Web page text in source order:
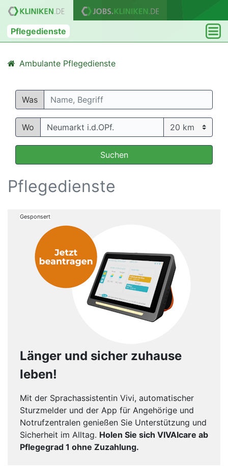
Pflegedienste
Ambulante Pflegedienste
Was
Wo
Suchen
Pflegedienste
Gesponsert
Länger und sicher zuhause
leben!
Mit der Sprachassistentin Vivi, automatischer
Sturzmelder und der App für Angehörige und
Notrufzentralen genießen Sie Unterstützung und
Sicherheit im Alltag. Holen Sie sich VIVAIcare ab
Pflegegrad 1 ohne Zuzahlung.